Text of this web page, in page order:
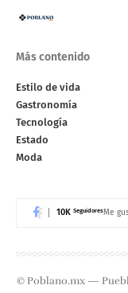
Más contenido
Estilo de vida
Gastronomía
Tecnología
Estado
Moda
10K SeguidoresMe
© Poblano.mx —